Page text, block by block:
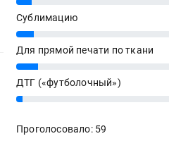
Сублимацию
8%
Для прямой печати по ткани
10%
ДТГ («футболочный»)
3%
Проголосовало: 59